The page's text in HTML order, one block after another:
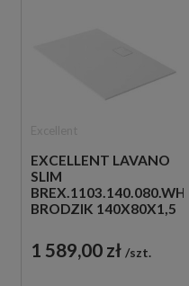
EXCELLENT LAVANO
SLIM
BREX.1103.140.080.WHN
BRODZIK 140X80X1,5
1 589,00 zł szt.